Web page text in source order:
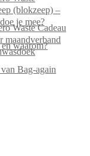
(blokzeep) –
je mee?
Waste Cadeau
maandverband
waarom?
Bag-again